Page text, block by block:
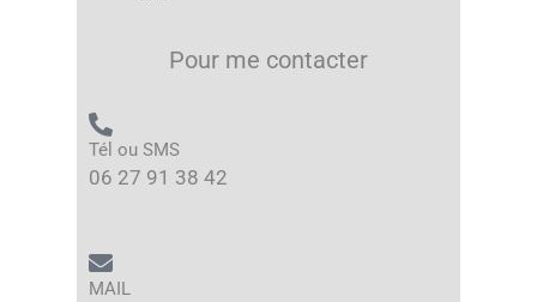
Pour me contacter
Tél ou SMS
06 27 91 38 42
MAIL